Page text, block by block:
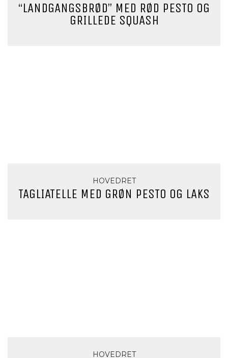
“LANDGANGSBRØD” MED RØD PESTO OG
GRILLEDE SQUASH
HOVEDRET
TAGLIATELLE MED GRØN PESTO OG LAKS
HOVEDRET